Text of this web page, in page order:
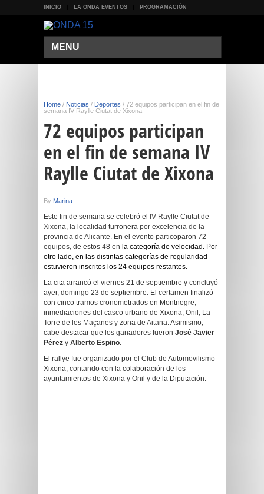
INICIO LA ONDA EVENTOS PROGRAMACIÓN
MENU
Home / Noticias / Deportes / 72 equipos participan en el fin de
semana IV Raylle Ciutat de Xixona
72 equipos participan
en el fin de semana IV
Raylle Ciutat de Xixona
By Marina
Este fin de semana se celebró el IV Raylle Ciutat de
Xixona, la localidad turronera por excelencia de la
provincia de Alicante. En el evento particoparon 72
equipos, de estos 48 en la categoría de velocidad. Por
otro lado, en las distintas categorías de regularidad
estuvieron inscritos los 24 equipos restantes.
La cita arrancó el viernes 21 de septiembre y concluyó
ayer, domingo 23 de septiembre. El certamen finalizó
con cinco tramos cronometrados en Montnegre,
inmediaciones del casco urbano de Xixona, Onil, La
Torre de les Maçanes y zona de Aitana. Asimismo,
cabe destacar que los ganadores fueron José Javier
Pérez y Alberto Espino.
El rallye fue organizado por el Club de Automovilismo
Xixona, contando con la colaboración de los
ayuntamientos de Xixona y Onil y de la Diputación.